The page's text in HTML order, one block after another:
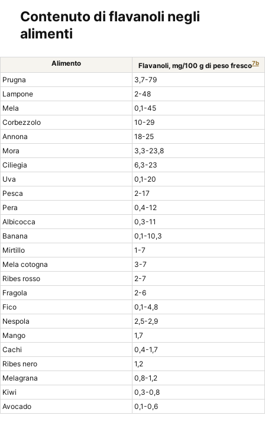
Contenuto di flavanoli negli
alimenti
Alimento Flavanoli, mg/100 g di peso fresco7b
Prugna
3,7-79
Lampone
2-48
Mela
0,1-45
Corbezzolo
10-29
Annona
18-25
Mora
3,3-23,8
Ciliegia
6,3-23
Uva
0,1-20
Pesca
2-17
Pera
0,4-12
Albicocca
0,3-11
Banana
0,1-10,3
Mirtillo
1-7
Mela cotogna
3-7
Ribes rosso
2-7
Fragola
2-6
Fico
0,1-4,8
Nespola
2,5-2,9
Mango
1,7
Cachi
0,4-1,7
Ribes nero
1,2
Melagrana
0,8-1,2
Kiwi
0,3-0,8
Avocado
0,1-0,6